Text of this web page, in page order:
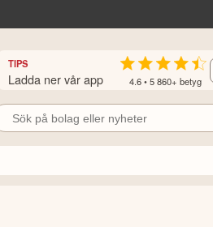
TIPS
Ladda ner vår app 4.6 • 5 860+ betyg